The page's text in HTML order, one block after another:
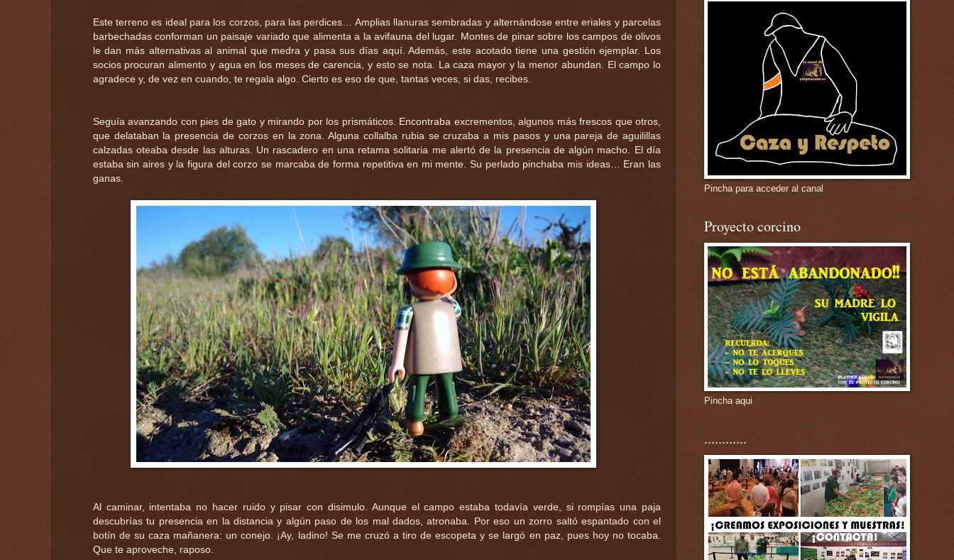
Este terreno es ideal para los corzos, para las perdices… Amplias llanuras sembradas y alternándose entre eriales y parcelas
barbechadas conforman un paisaje variado que alimenta a la avifauna del lugar. Montes de pinar sobre los campos de olivos
le dan más alternativas al animal que medra y pasa sus días aquí. Además, este acotado tiene una gestión ejemplar. Los
socios procuran alimento y agua en los meses de carencia, y esto se nota. La caza mayor y la menor abundan. El campo lo
agradece y, de vez en cuando, te regala algo. Cierto es eso de que, tantas veces, si das, recibes.
Seguía avanzando con pies de gato y mirando por los prismáticos. Encontraba excrementos, algunos más frescos que otros,
que delataban la presencia de corzos en la zona. Alguna collalba rubia se cruzaba a mis pasos y una pareja de aguilillas
calzadas oteaba desde las alturas. Un rascadero en una retama solitaria me alertó de la presencia de algún macho. El día
estaba sin aires y la figura del corzo se marcaba de forma repetitiva en mi mente. Su perlado pinchaba mis ideas… Eran las
ganas.
Al caminar, intentaba no hacer ruido y pisar con disimulo. Aunque el campo estaba todavía verde, si rompías una paja
descubrías tu presencia en la distancia y algún paso de los mal dados, atronaba. Por eso un zorro saltó espantado con el
botín de su caza mañanera: un conejo. ¡Ay, ladino! Se me cruzó a tiro de escopeta y se largó en paz, pues hoy no tocaba.
Que te aproveche, raposo.
Pincha para acceder al canal
Proyecto corcino
Pincha aqui
............